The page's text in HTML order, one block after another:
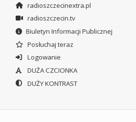
radioszczecinextra.pl
radioszczecin.tv
Biuletyn Informacji Publicznej
Posłuchaj teraz
Logowanie
DUŻA CZCIONKA
DUŻY KONTRAST